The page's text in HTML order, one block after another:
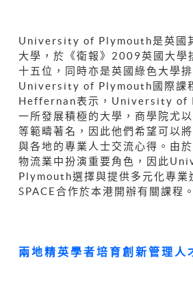
University of Plymouth是英國
大學，於《衛報》2009英國大學
十五位，同時亦是英國綠色大學
University of Plymouth國際課
Heffernan表示，University of
一所發展積極的大學，商學院尤
等範疇著名，因此他們希望可以
與各地的專業人士交流心得。由
物流業中扮演重要角色，因此
Plymouth選擇與提供多元化專業
SPACE合作於本港開辦有關課程。
兩地精英學者培育創新管理人